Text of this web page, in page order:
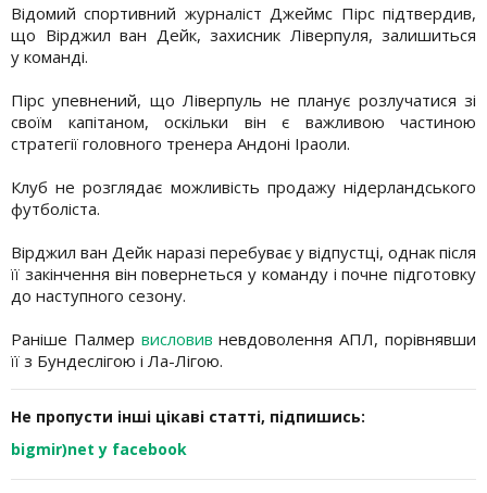
Відомий спортивний журналіст Джеймс Пірс підтвердив,
що Вірджил ван Дейк, захисник Ліверпуля, залишиться
у команді.
Пірс упевнений, що Ліверпуль не планує розлучатися зі
своїм капітаном, оскільки він є важливою частиною
стратегії головного тренера Андоні Іраоли.
Клуб не розглядає можливість продажу нідерландського
футболіста.
Вірджил ван Дейк наразі перебуває у відпустці, однак після
її закінчення він повернеться у команду і почне підготовку
до наступного сезону.
Раніше Палмер висловив невдоволення АПЛ, порівнявши
її з Бундеслігою і Ла-Лігою.
Не пропусти інші цікаві статті, підпишись:
bigmir)net у facebook